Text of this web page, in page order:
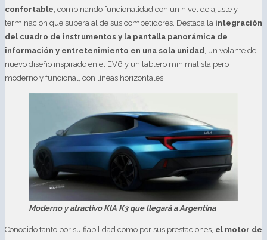
confortable, combinando funcionalidad con un nivel de ajuste y
terminación que supera al de sus competidores. Destaca la integración
del cuadro de instrumentos y la pantalla panorámica de
información y entretenimiento en una sola unidad, un volante de
nuevo diseño inspirado en el EV6 y un tablero minimalista pero
moderno y funcional, con líneas horizontales.
Moderno y atractivo KIA K3 que llegará a Argentina
Conocido tanto por su fiabilidad como por sus prestaciones, el motor de